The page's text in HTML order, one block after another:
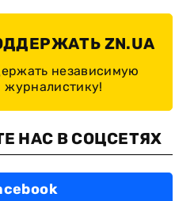
ZN.UA
независимую
журналистику!
НАС В СОЦСЕТЯХ